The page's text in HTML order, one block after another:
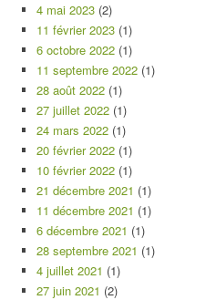
4 mai 2023 (2)
11 février 2023 (1)
6 octobre 2022 (1)
11 septembre 2022 (1)
28 août 2022 (1)
27 juillet 2022 (1)
24 mars 2022 (1)
20 février 2022 (1)
10 février 2022 (1)
21 décembre 2021 (1)
11 décembre 2021 (1)
6 décembre 2021 (1)
28 septembre 2021 (1)
4 juillet 2021 (1)
27 juin 2021 (2)